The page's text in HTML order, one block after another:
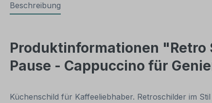
Beschreibung
Produktinformationen "Retro
Pause - Cappuccino für
Küchenschild für Kaffeeliebhaber. Retroschilder im